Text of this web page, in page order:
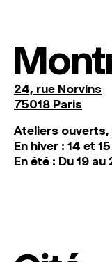
24, rue Norvins
75018 Paris
Ateliers ouverts,
En hiver : 14 et
En été : Du 19